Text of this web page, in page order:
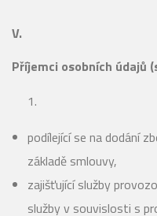
V.
Příjemci osobních údajů
podílející se na dodání
základě smlouvy,
zajišťující služby
služby v souvislosti s